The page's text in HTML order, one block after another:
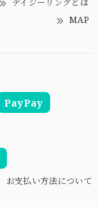
デイジーリングとは
MAP
PayPay
お支払い方法について